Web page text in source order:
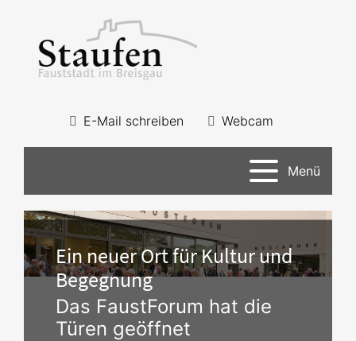
E-Mail schreiben Webcam
Menü
Ein neuer Ort für Kultur und
Begegnung
Das FaustForum hat die
Türen geöffnet